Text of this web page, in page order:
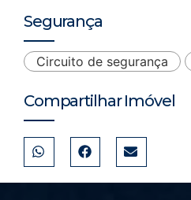
Segurança
Circuito de segurança
Compartilhar Imóvel